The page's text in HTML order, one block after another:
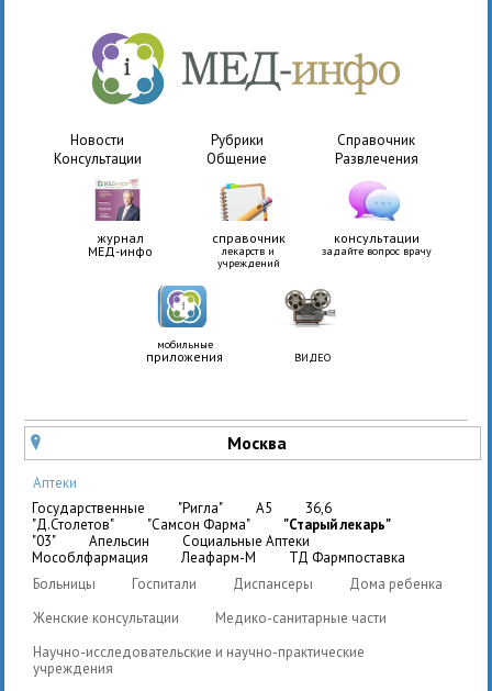
Новости Рубрики
Справочник
Консультации
Общение Развлечения
журнал
МЕД-инфо
справочник
лекарств и
учреждений
консультации
задайте вопрос врачу
мобильные
приложения ВИДЕО
u Москва
Аптеки
государственные
"Ригла" A5
36,6
"Д.Столетов"
"Самсон Фарма"
"Старый лекарь"
"03"
Апельсин
Социальные Аптеки
Мособлфармация
Леафарм-М
ТД Фармпоставка
Больницы
Госпитали Диспансеры
Дома ребенка
Женские консультации
Медико-санитарные части
Научно-исследовательские и научно-практические
учреждения